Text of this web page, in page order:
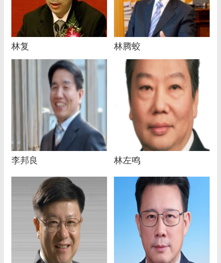
林复 林腾蛟
李邦良 林左鸣